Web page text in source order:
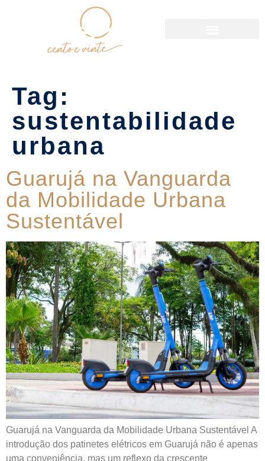
Tag:
sustentabilidade
urbana
Guarujá na Vanguarda
da Mobilidade Urbana
Sustentável
Guarujá na Vanguarda da Mobilidade Urbana Sustentável A
introdução dos patinetes elétricos em Guarujá não é apenas
uma conveniência, mas um reflexo da crescente